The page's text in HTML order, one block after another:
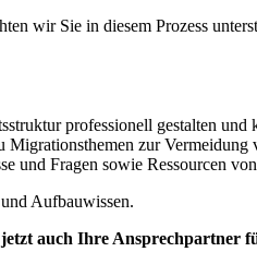
wir Sie in diesem Prozess
professionell gestalten
Migrationsthemen zur
und Fragen sowie Ressourcen
Aufbauwissen.
auch Ihre Ansprechpartner